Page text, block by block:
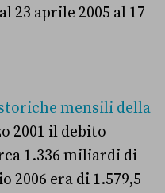
aprile 2005 al 17
mensili della
2001 il debito
1.336 miliardi di
2006 era di 1.579,5